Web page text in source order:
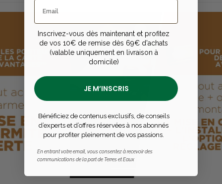
Inscrivez-vous dès maintenant et profitez
de vos 10€ de remise dès 69€ d'achats
(valable uniquement en livraison à
domicile)
JE M’INSCRIS
Bénéficiez de contenus exclusifs, de conseils
d’experts et d’offres réservées à nos abonnés
pour profiter pleinement de vos passions.
En entrant votre email, vous consentez à recevoir des
communications de la part de Terres et Eaux